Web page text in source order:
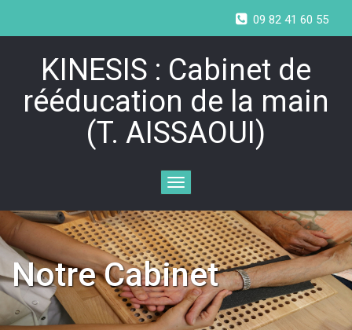
09 82 41 60 55
KINESIS : Cabinet de
rééducation de la main
(T. AISSAOUI)
Toggle
navigation
Notre Cabinet